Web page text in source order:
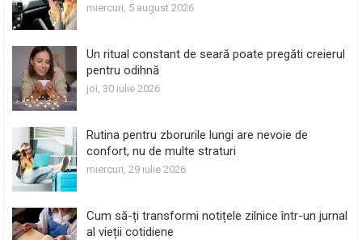
miercuri, 5 august 2026
Un ritual constant de seară poate pregăti creierul
pentru odihnă
joi, 30 iulie 2026
Rutina pentru zborurile lungi are nevoie de
confort, nu de multe straturi
miercuri, 29 iulie 2026
Cum să-ți transformi notițele zilnice într-un jurnal
al vieții cotidiene